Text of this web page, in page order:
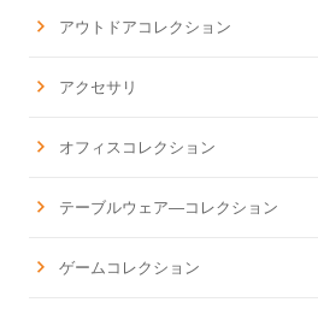
アウトドアコレクション
アクセサリ
オフィスコレクション
テーブルウェア―コレクション
ゲームコレクション